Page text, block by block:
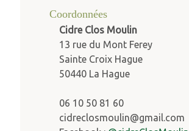
Coordonnées
Cidre Clos Moulin
13 rue du Mont Ferey
Sainte Croix Hague
50440 La Hague
06 10 50 81 60
cidreclosmoulin@gmail.com